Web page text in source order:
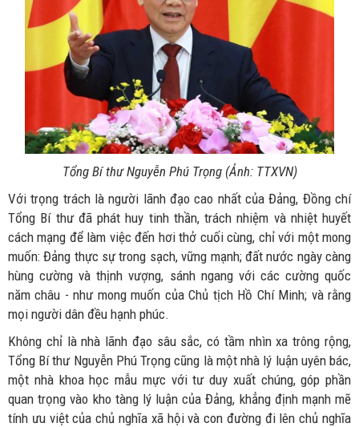
Tổng Bí thư Nguyễn Phú Trọng (Ảnh: TTXVN)
Với trọng trách là người lãnh đạo cao nhất của Đảng, Đồng chí
Tổng Bí thư đã phát huy tinh thần, trách nhiệm và nhiệt huyết
cách mạng để làm việc đến hơi thở cuối cùng, chỉ với một mong
muốn: Đảng thực sự trong sạch, vững mạnh; đất nước ngày càng
hùng cường và thịnh vượng, sánh ngang với các cường quốc
năm châu - như mong muốn của Chủ tịch Hồ Chí Minh; và rằng
mọi người dân đều hạnh phúc.
Không chỉ là nhà lãnh đạo sâu sắc, có tầm nhìn xa trông rộng,
Tổng Bí thư Nguyễn Phú Trọng cũng là một nhà lý luận uyên bác,
một nhà khoa học mẫu mực với tư duy xuất chúng, góp phần
quan trọng vào kho tàng lý luận của Đảng, khẳng định mạnh mẽ
tính ưu việt của chủ nghĩa xã hội và con đường đi lên chủ nghĩa